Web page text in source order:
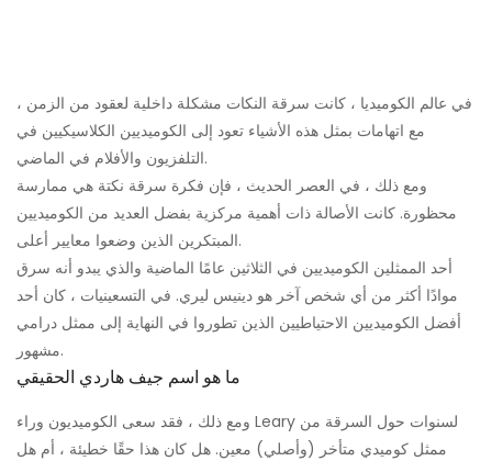
في عالم الكوميديا ​​، كانت سرقة النكات مشكلة داخلية لعقود من الزمن ،
مع اتهامات بمثل هذه الأشياء تعود إلى الكوميديين الكلاسيكيين في
التلفزيون والأفلام في الماضي.
ومع ذلك ، في العصر الحديث ، فإن فكرة سرقة نكتة هي ممارسة
محظورة. كانت الأصالة ذات أهمية مركزية بفضل العديد من الكوميديين
المبتكرين الذين وضعوا معايير أعلى.
أحد الممثلين الكوميديين في الثلاثين عامًا الماضية والذي يبدو أنه سرق
موادًا أكثر من أي شخص آخر هو دينيس ليري. في التسعينيات ، كان أحد
أفضل الكوميديين الاحتياطيين الذين تطوروا في النهاية إلى ممثل درامي
مشهور.
ما هو اسم جيف هاردي الحقيقي
ومع ذلك ، فقد سعى الكوميديون وراء Leary لسنوات حول السرقة من
ممثل كوميدي متأخر (وأصلي) معين. هل كان هذا حقًا خطيئة ، أم هل